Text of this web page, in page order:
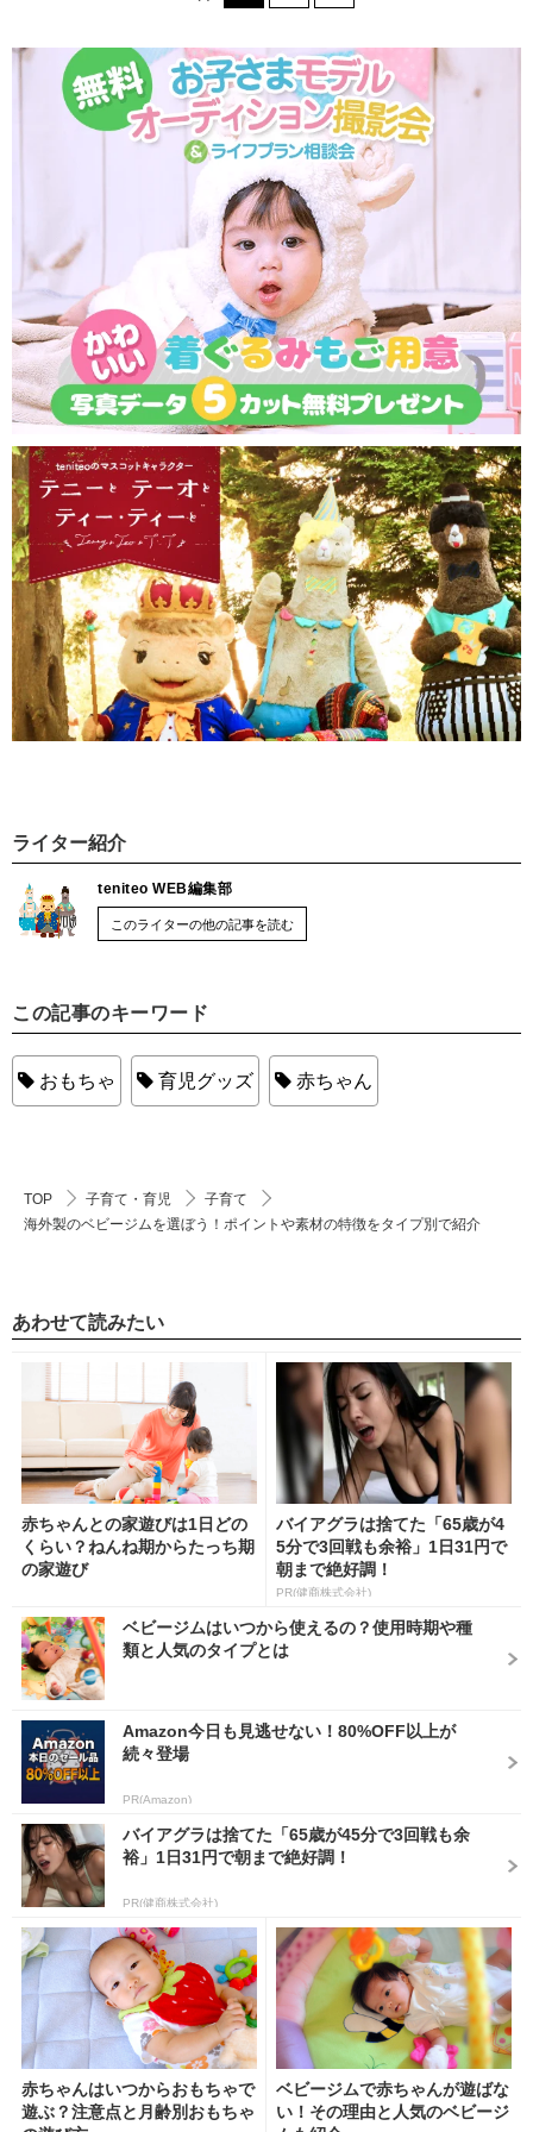
ライター紹介
teniteo WEB編集部
このライターの他の記事を読む
この記事のキーワード
おもちゃ 育児グッズ 赤ちゃん
TOP 子育て・育児
子育て
海外製のベビージムを選ぼう！ポイントや素材の特徴をタイプ別で紹介
あわせて読みたい
赤ちゃんとの家遊びは1日どの
くらい？ねんね期からたっち期
の家遊び
バイアグラは捨てた「65歳が4
5分で3回戦も余裕」1日31円で
朝まで絶好調！
PR(健商株式会社)
ベビージムはいつから使えるの？使用時期や種
類と人気のタイプとは
Amazon今日も見逃せない！80%OFF以上が
続々登場
PR(Amazon)
バイアグラは捨てた「65歳が45分で3回戦も余
裕」1日31円で朝まで絶好調！
PR(健商株式会社)
赤ちゃんはいつからおもちゃで
遊ぶ？注意点と月齢別おもちゃ
ベビージムで赤ちゃんが遊ばな
い！その理由と人気のベビージ